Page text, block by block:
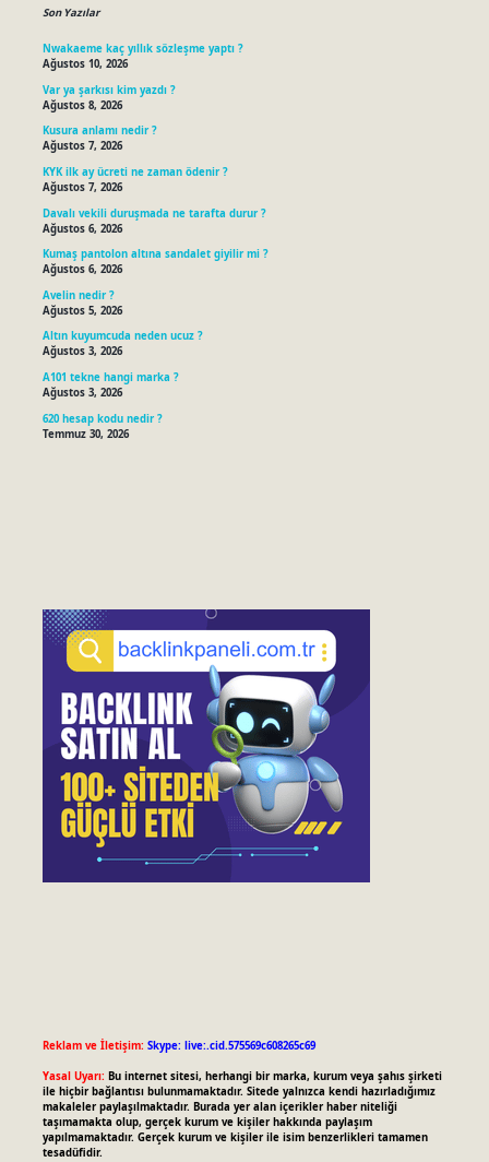
Son Yazılar
Nwakaeme kaç yıllık sözleşme yaptı ?
Ağustos 10, 2026
Var ya şarkısı kim yazdı ?
Ağustos 8, 2026
Kusura anlamı nedir ?
Ağustos 7, 2026
KYK ilk ay ücreti ne zaman ödenir ?
Ağustos 7, 2026
Davalı vekili duruşmada ne tarafta durur ?
Ağustos 6, 2026
Kumaş pantolon altına sandalet giyilir mi ?
Ağustos 6, 2026
Avelin nedir ?
Ağustos 5, 2026
Altın kuyumcuda neden ucuz ?
Ağustos 3, 2026
A101 tekne hangi marka ?
Ağustos 3, 2026
620 hesap kodu nedir ?
Temmuz 30, 2026
Reklam ve İletişim: Skype: live:.cid.575569c608265c69
Yasal Uyarı: Bu internet sitesi, herhangi bir marka, kurum veya şahıs şirketi
ile hiçbir bağlantısı bulunmamaktadır. Sitede yalnızca kendi hazırladığımız
makaleler paylaşılmaktadır. Burada yer alan içerikler haber niteliği
taşımamakta olup, gerçek kurum ve kişiler hakkında paylaşım
yapılmamaktadır. Gerçek kurum ve kişiler ile isim benzerlikleri tamamen
tesadüfidir.